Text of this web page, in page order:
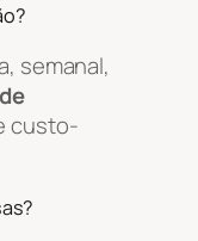
semanal,
custo-